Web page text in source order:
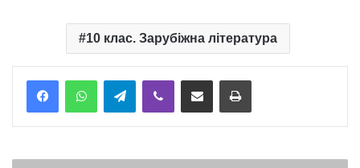
10 клас. Зарубіжна література
TelegramViber Надіслати електронною поштоюНадрукувати